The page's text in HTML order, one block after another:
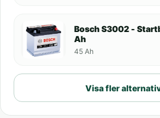
Bosch S3002 -
Ah
45 Ah
Visa fler